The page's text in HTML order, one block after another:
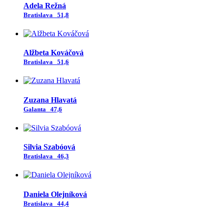
Adela Režná
Bratislava 51,8
Alžbeta Kováčová
Bratislava 51,6
Zuzana Hlavatá
Galanta 47,6
Silvia Szabóová
Bratislava 46,3
Daniela Olejníková
Bratislava 44,4